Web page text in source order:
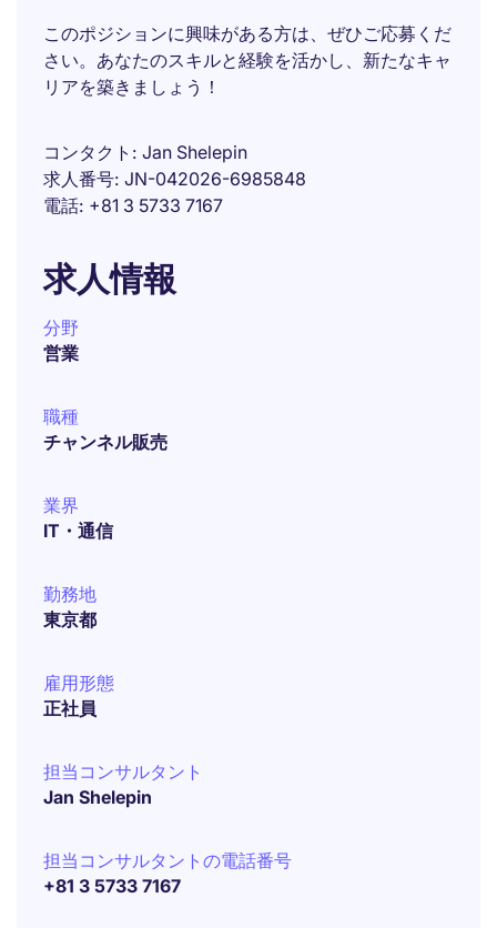
このポジションに興味がある方は、ぜひご応募くだ
さい。あなたのスキルと経験を活かし、新たなキャ
リアを築きましょう！
コンタクト
Jan Shelepin
求人番号 JN-042026-6985848
電話 +81 3 5733 7167
求人情報
分野
営業
職種
チャンネル販売
業界
IT・通信
勤務地
東京都
雇用形態
正社員
担当コンサルタント
Jan Shelepin
担当コンサルタントの電話番号
+81 3 5733 7167